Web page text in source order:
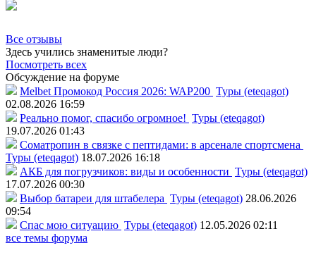
Все отзывы
Здесь учились знаменитые люди?
Посмотреть всех
Обсуждение на форуме
Melbet Промокод Россия 2026: WAP200 Туры (eteqagot)
02.08.2026 16:59
Реально помог, спасибо огромное! Туры (eteqagot)
19.07.2026 01:43
Соматропин в связке с пептидами: в арсенале спортсмена
Туры (eteqagot) 18.07.2026 16:18
АКБ для погрузчиков: виды и особенности Туры (eteqagot)
17.07.2026 00:30
Выбор батареи для штабелера Туры (eteqagot) 28.06.2026
09:54
Спас мою ситуацию Туры (eteqagot) 12.05.2026 02:11
все темы форума